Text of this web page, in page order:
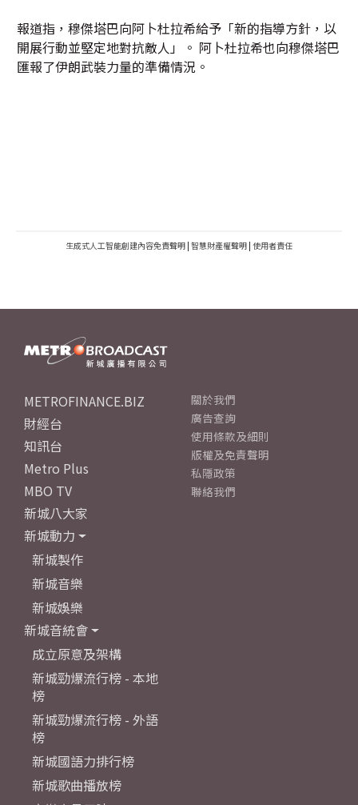
報道指，穆傑塔巴向阿卜杜拉希給予「新的指導方針，以
開展行動並堅定地對抗敵人」。 阿卜杜拉希也向穆傑塔巴
匯報了伊朗武裝力量的準備情況。
生成式人工智能創建內容免責聲明 | 智慧財產權聲明 | 使用者責任
METROFINANCE.BIZ
財經台
知訊台
Metro Plus
MBO TV
新城八大家
新城動力
新城製作
新城音樂
新城娛樂
新城音統會
成立原意及架構
新城勁爆流行榜 - 本地
榜
新城勁爆流行榜 - 外語
榜
新城國語力排行榜
新城歌曲播放榜
關於我們
廣告查詢
使用條款及細則
版權及免責聲明
私隱政策
聯絡我們